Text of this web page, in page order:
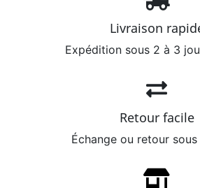
Livraison
Expédition sous 2 à 3
Retour facile
Échange ou retour